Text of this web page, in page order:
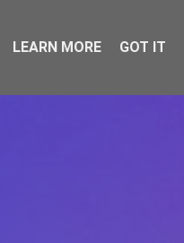
DONEAZĂ ARTICOLE
LEARN MORE GOT IT